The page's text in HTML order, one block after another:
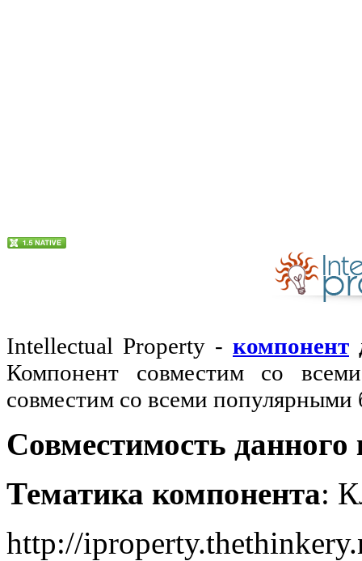
Intellectual Property - компонент
Компонент совместим со
совместим со всеми популярными
Совместимость данного
Тематика компонента:
http://